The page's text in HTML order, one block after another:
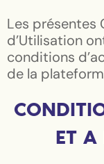
Les présentes
d’Utilisation
conditions
de la
ET A